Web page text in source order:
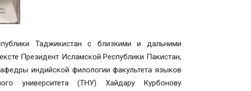
Таджикистан с близкими и дальними
Президент Исламской Республики Пакистан,
индийской филологии факультета языков
университета (ТНУ) Хайдару Курбонову